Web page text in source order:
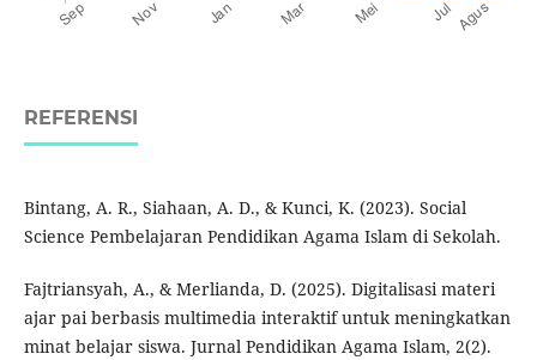
REFERENSI
Bintang, A. R., Siahaan, A. D., & Kunci, K. (2023). Social
Science Pembelajaran Pendidikan Agama Islam di Sekolah.
Fajtriansyah, A., & Merlianda, D. (2025). Digitalisasi materi
ajar pai berbasis multimedia interaktif untuk meningkatkan
minat belajar siswa. Jurnal Pendidikan Agama Islam, 2(2).